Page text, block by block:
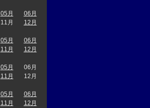
05月
06月
11月
12月
05月
06月
11月
12月
05月
06月
11月
12月
05月
06月
11月
12月